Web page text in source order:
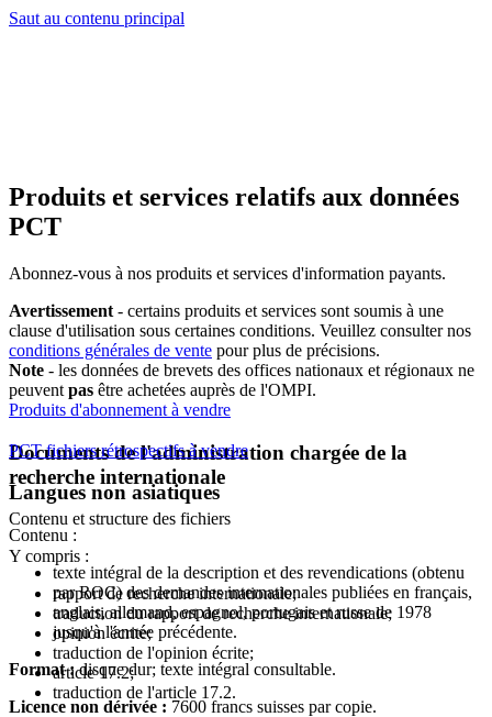
Saut au contenu principal
Produits et services relatifs aux données
PCT
Abonnez-vous à nos produits et services d'information payants.
Avertissement - certains produits et services sont soumis à une
clause d'utilisation sous certaines conditions. Veuillez consulter nos
conditions générales de vente pour plus de précisions.
Note - les données de brevets des offices nationaux et régionaux ne
peuvent pas être achetées auprès de l'OMPI.
Produits d'abonnement à vendre
Documents de l'administration chargée de la
recherche internationale
Contenu et structure des fichiers
Y compris :
rapport de recherche internationale;
traduction du rapport de recherche internationale;
opinion écrite;
traduction de l'opinion écrite;
article 17.2;
traduction de l'article 17.2.
PCT fichiers rétrospectifs à vendre
Langues non asiatiques
Contenu :
texte intégral de la description et des revendications (obtenu
par ROC) des demandes internationales publiées en français,
anglais, allemand, espagnol, portugais et russe de 1978
jusqu'à l'année précédente.
Format :disque dur; texte intégral consultable.
Licence non dérivée : 7600 francs suisses par copie.